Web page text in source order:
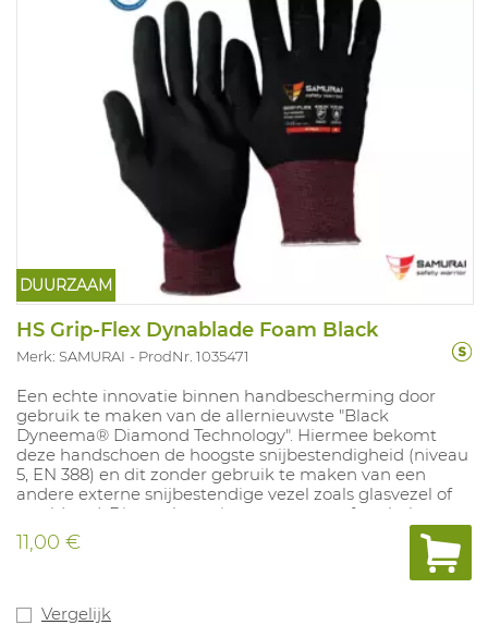
DUURZAAM
HS Grip-Flex Dynablade Foam Black
Merk: SAMURAI ProdNr. 1035471
Een echte innovatie binnen handbescherming door
gebruik te maken van de allernieuwste "Black
Dyneema® Diamond Technology". Hiermee bekomt
deze handschoen de hoogste snijbestendigheid (niveau
5, EN 388) en dit zonder gebruik te maken van een
andere externe snijbestendige vezel zoals glasvezel of
staaldraad. Dit resulteert in een zeer comfortabele
handschoen (13 gauge). Uniek! De handschoen heeft
een performante foam nitril coating (siliconen vrij) met
een uitzonderlijk goede grip op geoliede oppervlakken.
handen goed geventileerd en geeft de handschoen een
11,00 €
Vergelijk